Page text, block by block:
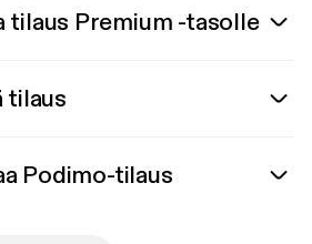
tilaus Premium -tasolle
tilaus
Podimo-tilaus